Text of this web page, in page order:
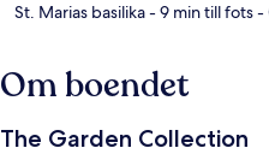
St. Marias basilika- 9 min till fots-
Om boendet
The Garden Collection